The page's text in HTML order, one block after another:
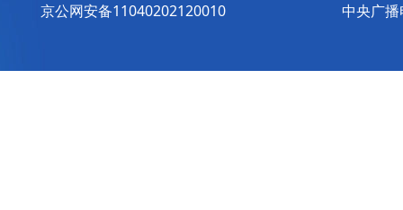
京公网安备11040202120010 中央广